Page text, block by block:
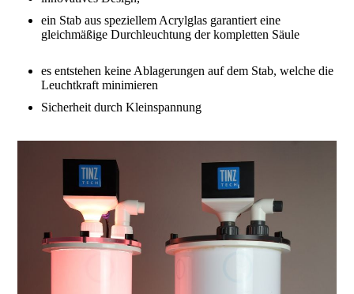
ein Stab aus speziellem Acrylglas garantiert eine
gleichmäßige Durchleuchtung der kompletten Säule
es entstehen keine Ablagerungen auf dem Stab, welche die
Leuchtkraft minimieren
Sicherheit durch Kleinspannung